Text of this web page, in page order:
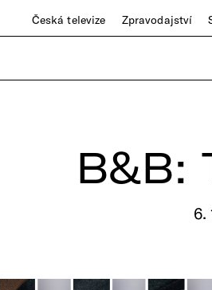
Česká televize Zpravodajství
B&B:
6.